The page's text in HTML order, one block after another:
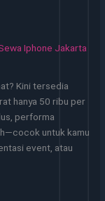
Iphone Jakarta
Kini tersedia
hanya 50 ribu per
performa
untuk kamu
event, atau